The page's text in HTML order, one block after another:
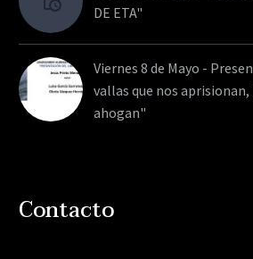
DE ETA"
Viernes 8 de Mayo -
vallas que nos aprisionan,
ahogan"
Contacto